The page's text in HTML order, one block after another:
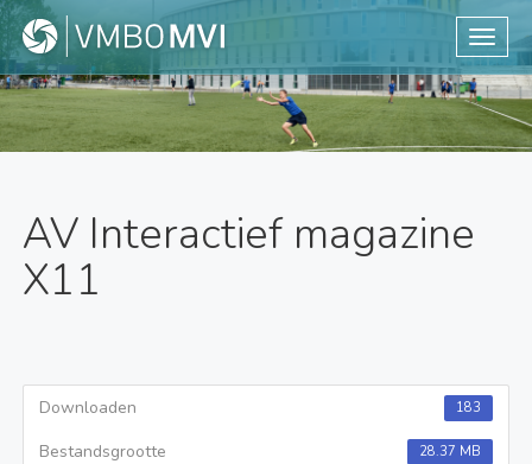
AV Interactief magazine
X11
Downloaden 183
Bestandsgrootte 28.37 MB